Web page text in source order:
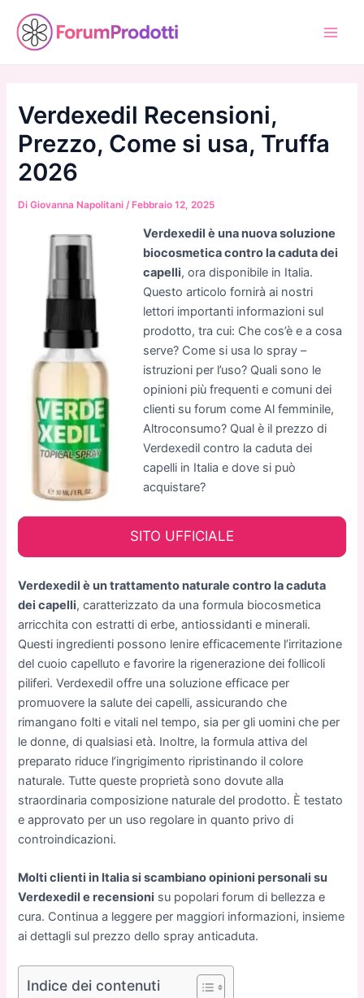
contenuto
Verdexedil Recensioni,
Prezzo, Come si usa, Truffa
2026
DiGiovanna Napolitani /Febbraio 12, 2025
Verdexedil è una nuova soluzione
biocosmetica contro la caduta dei
capelli, ora disponibile in Italia.
Questo articolo fornirà ai nostri
lettori importanti informazioni sul
prodotto, tra cui: Che cos’è e a cosa
serve? Come si usa lo spray –
istruzioni per l’uso? Quali sono le
opinioni più frequenti e comuni dei
clienti su forum come Al femminile,
Altroconsumo? Qual è il prezzo di
Verdexedil contro la caduta dei
capelli in Italia e dove si può
acquistare?
SITO UFFICIALE
Verdexedil è un trattamento naturale contro la caduta
dei capelli, caratterizzato da una formula biocosmetica
arricchita con estratti di erbe, antiossidanti e minerali.
Questi ingredienti possono lenire efficacemente l’irritazione
del cuoio capelluto e favorire la rigenerazione dei follicoli
piliferi. Verdexedil offre una soluzione efficace per
promuovere la salute dei capelli, assicurando che
rimangano folti e vitali nel tempo, sia per gli uomini che per
le donne, di qualsiasi età. Inoltre, la formula attiva del
preparato riduce l’ingrigimento ripristinando il colore
naturale. Tutte queste proprietà sono dovute alla
straordinaria composizione naturale del prodotto. È testato
e approvato per un uso regolare in quanto privo di
controindicazioni.
Molti clienti in Italia si scambiano opinioni personali su
Verdexedil e recensioni su popolari forum di bellezza e
cura. Continua a leggere per maggiori informazioni, insieme
ai dettagli sul prezzo dello spray anticaduta.
Indice dei contenuti